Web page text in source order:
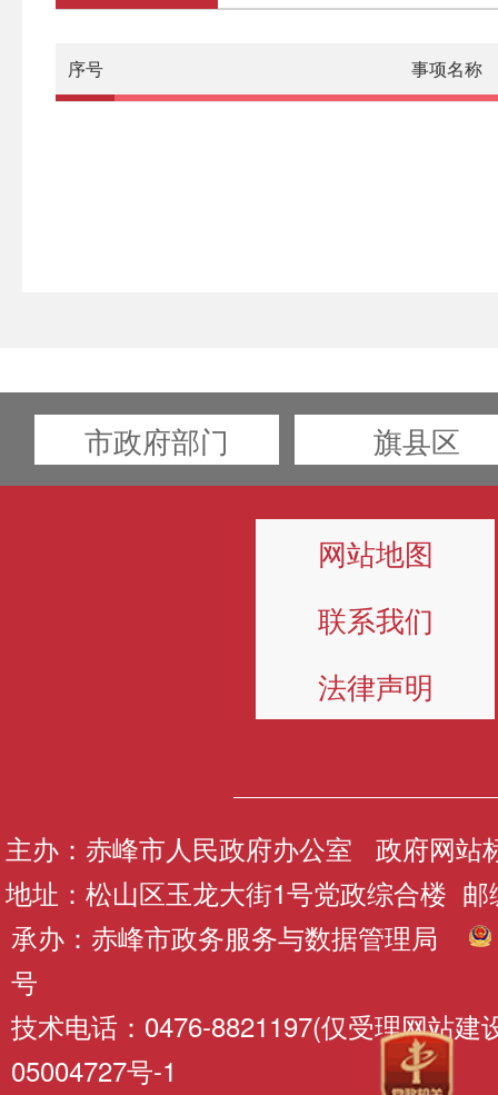
序号 事项名称
市政府部门 旗县区
网站地图
联系我们
法律声明
主办：赤峰市人民政府办公室 政府网站
地址：松山区玉龙大街1号党政综合楼 邮
承办：赤峰市政务服务与数据管理局
号
技术电话：0476-8821197(仅受理网站建
05004727号-1